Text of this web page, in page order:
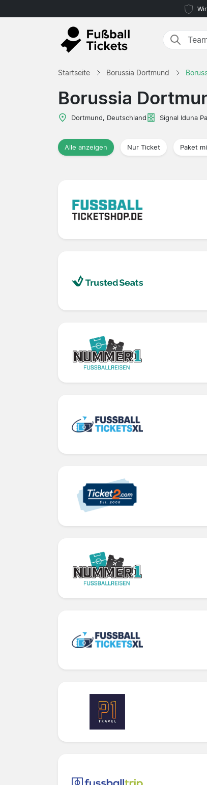
Startseite Borussia Dortmund
Borussia
Dortmund, Deutschland Signal Iduna
Alle anzeigen Nur Ticket Paket